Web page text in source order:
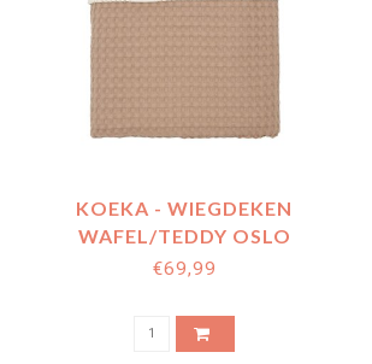
KOEKA - WIEGDEKEN
WAFEL/TEDDY OSLO
CAFFE 100*75
€69,99